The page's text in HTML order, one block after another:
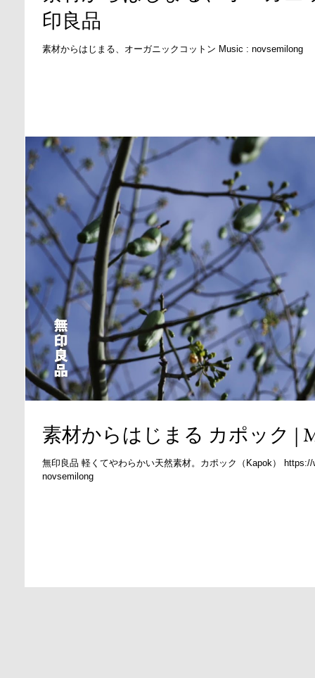
印良品
素材からはじまる、オーガニックコットン Music : novsemilong
素材からはじまる カポック |
無印良品 軽くてやわらかい天然素材。カポック（Kapok） https://www.muji.com/jp/ja/special-fe ... music:
novsemilong